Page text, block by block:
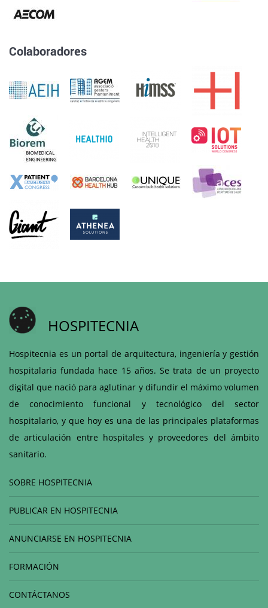
Colaboradores
HOSPITECNIA
Hospitecnia es un portal de arquitectura, ingeniería y gestión
hospitalaria fundada hace 15 años. Se trata de un proyecto
digital que nació para aglutinar y difundir el máximo volumen
de conocimiento funcional y tecnológico del sector
hospitalario, y que hoy es una de las principales plataformas
de articulación entre hospitales y proveedores del ámbito
sanitario.
SOBRE HOSPITECNIA
PUBLICAR EN HOSPITECNIA
ANUNCIARSE EN HOSPITECNIA
FORMACIÓN
CONTÁCTANOS